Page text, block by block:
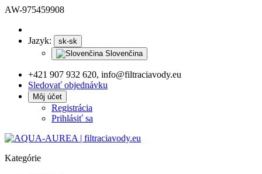
AW-975459908
Jazyk:
sk-sk
Slovenčina
+421 907 932 620, info@filtraciavody.eu
Sledovať objednávku
Môj účet
Registrácia
Prihlásiť sa
Kategórie